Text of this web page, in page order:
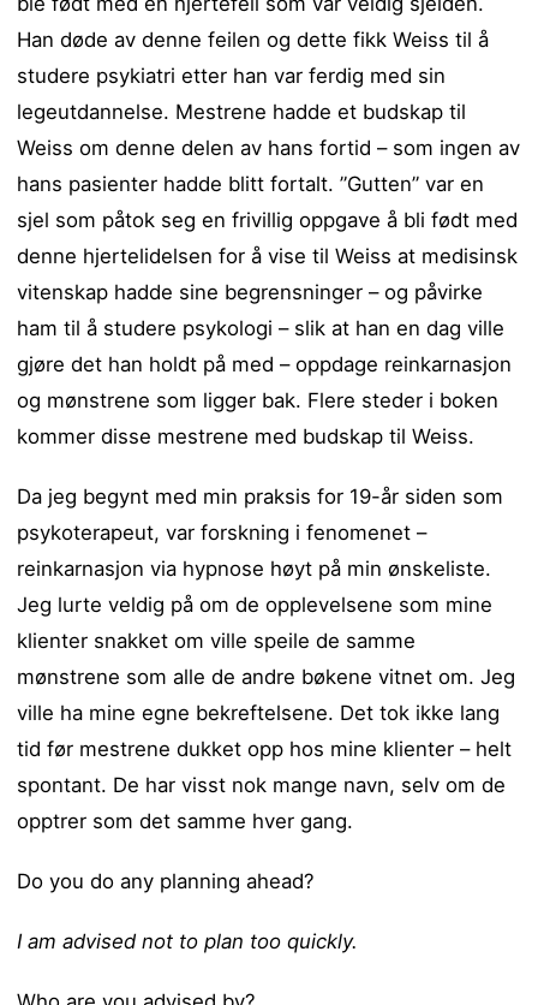
Han døde av denne feilen og dette fikk Weiss til å
studere psykiatri etter han var ferdig med sin
legeutdannelse. Mestrene hadde et budskap til
Weiss om denne delen av hans fortid – som ingen av
hans pasienter hadde blitt fortalt. ”Gutten” var en
sjel som påtok seg en frivillig oppgave å bli født med
denne hjertelidelsen for å vise til Weiss at medisinsk
vitenskap hadde sine begrensninger – og påvirke
ham til å studere psykologi – slik at han en dag ville
gjøre det han holdt på med – oppdage reinkarnasjon
og mønstrene som ligger bak. Flere steder i boken
kommer disse mestrene med budskap til Weiss.
Da jeg begynt med min praksis for 19-år siden som
psykoterapeut, var forskning i fenomenet –
reinkarnasjon via hypnose høyt på min ønskeliste.
Jeg lurte veldig på om de opplevelsene som mine
klienter snakket om ville speile de samme
mønstrene som alle de andre bøkene vitnet om. Jeg
ville ha mine egne bekreftelsene. Det tok ikke lang
tid før mestrene dukket opp hos mine klienter – helt
spontant. De har visst nok mange navn, selv om de
opptrer som det samme hver gang.
Do you do any planning ahead?
I am advised not to plan too quickly.